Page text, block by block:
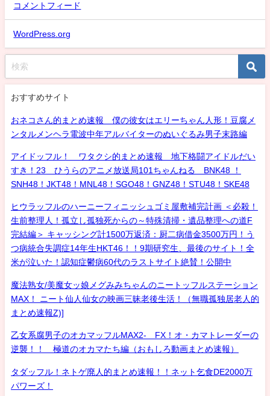
コメントフィード
WordPress.org
おすすめサイト
おネコさん的まとめ速報 僕の彼女はエリーちゃん人形！豆腐メ
ンタルメンヘラ電波中年アルバイターのぬいぐるみ男子末路編
アイドッフル！ ワタクシ的まとめ速報 地下格闘アイドルだい
すき！23 ひうらのアニメ放送局101ちゃんねる BNK48 ！
SNH48！JKT48！MNL48！SGO48！GNZ48！STU48！SKE48
ヒウラッフルのハーニーフィニッシュゴミ屋敷補完計画 ＜必殺！
生前整理人！孤立し孤独死からの～特殊清掃・遺品整理への道F
完結編＞ キャッシング計1500万返済：厨二病借金3500万円！う
つ病統合失調症14年生HKT46！！9期研究生、最後のサイト！全
米が泣いた！認知症鬱病60代のラストサイト絶賛！公開中
魔法熟女/美魔女ッ娘メグみみちゃんのニートッフルステーション
MAX！ ニート仙人仙女の映画三昧老後生活！（無職孤独居老人的
まとめ速報Z)]
乙女系腐男子のオカマッフルMAX2- FX！オ・カマトレーダーの
逆襲！！ 極道のオカマたち編（おもしろ動画まとめ速報）
タダッフル！ネトゲ廃人的まとめ速報！！ネット乞食DE2000万
パワーズ！